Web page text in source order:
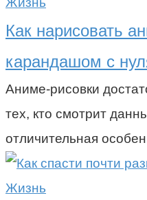
Как нарисовать
карандашом с
Аниме-рисовки
тех, кто смотрит
отличительная
Жизнь